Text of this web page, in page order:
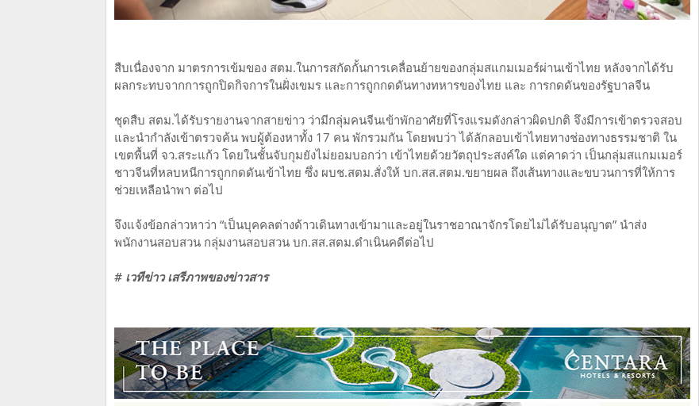
สืบเนื่องจาก มาตรการเข้มของ สตม.ในการสกัดกั้นการเคลื่อนย้ายของกลุ่มสแกมเมอร์ผ่านเข้าไทย หลังจากได้รับ
ผลกระทบจากการถูกปิดกิจการในฝั่งเขมร และการถูกกดดันทางทหารของไทย และ การกดดันของรัฐบาลจีน
ชุดสืบ สตม.ได้รับรายงานจากสายข่าว ว่ามีกลุ่มคนจีนเข้าพักอาศัยที่โรงแรมดังกล่าวผิดปกติ จึงมีการเข้าตรวจสอบ
และนำกำลังเข้าตรวจค้น พบผู้ต้องหาทั้ง 17 คน พักรวมกัน โดยพบว่า ได้ลักลอบเข้าไทยทางช่องทางธรรมชาติ ใน
เขตพื้นที่ จว.สระแก้ว โดยในชั้นจับกุมยังไม่ยอมบอกว่า เข้าไทยด้วยวัตถุประสงค์ใด แต่คาดว่า เป็นกลุ่มสแกมเมอร์
ชาวจีนที่หลบหนีการถูกกดดันเข้าไทย ซึ่ง ผบช.สตม.สั่งให้ บก.สส.สตม.ขยายผล ถึงเส้นทางและขบวนการที่ให้การ
ช่วยเหลือนำพา ต่อไป
จึงแจ้งข้อกล่าวหาว่า “เป็นบุคคลต่างด้าวเดินทางเข้ามาและอยู่ในราชอาณาจักรโดยไม่ได้รับอนุญาต” นำส่ง
พนักงานสอบสวน กลุ่มงานสอบสวน บก.สส.สตม.ดำเนินคดีต่อไป
# เวทีข่าว เสรีภาพของข่าวสาร